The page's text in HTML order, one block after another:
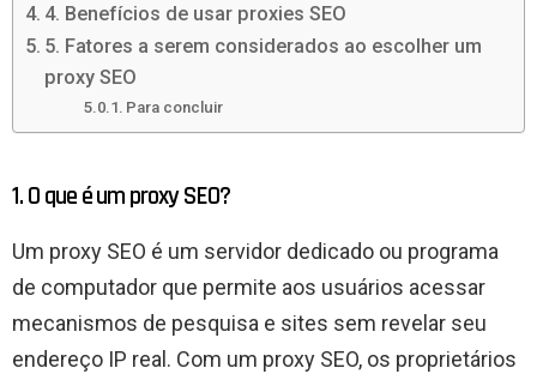
4. Benefícios de usar proxies SEO
5. Fatores a serem considerados ao escolher um
proxy SEO
Para concluir
1. O que é um proxy SEO?
Um proxy SEO é um servidor dedicado ou programa
de computador que permite aos usuários acessar
mecanismos de pesquisa e sites sem revelar seu
endereço IP real. Com um proxy SEO, os proprietários